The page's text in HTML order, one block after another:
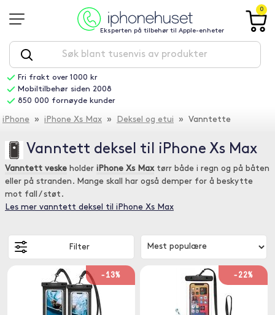
Eksperten på tilbehør til Apple-enheter
0
Fri frakt over 1000 kr
Mobiltilbehør siden 2008
850 000 fornøyde kunder
iPhone » iPhone Xs Max » Deksel og etui » Vanntette
Vanntett deksel til iPhone Xs Max
Vanntett veske holder iPhone Xs Maxtørr både i regn og på båten
eller på stranden. Mange skall har også demper for å beskytte
mot fall / støt.
Les mer vanntett deksel til iPhone Xs Max
Filter
-13% -22%